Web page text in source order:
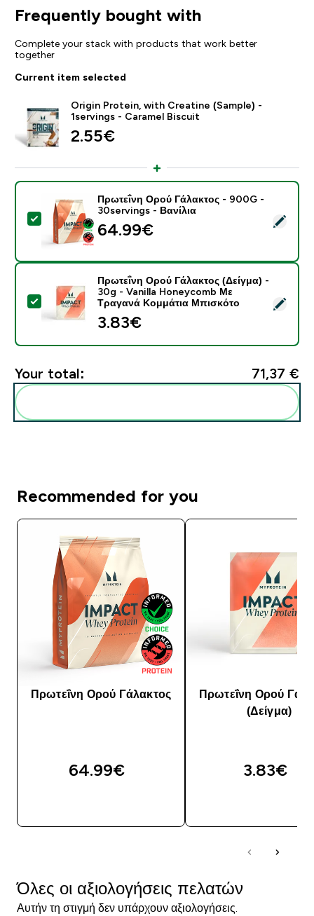
Frequently bought with
Complete your stack with products that work better
together
Current item selected
Origin Protein, with Creatine (Sample) -
1servings - Caramel Biscuit
2.55€‎
Select this product - Πρωτεΐνη Ορού Γάλακτος -
Πρωτεΐνη Ορού Γάλακτος - 900G -
30servings - Βανίλια
64.99€‎
Select this product - Πρωτεΐνη Ορού Γάλακτος
Πρωτεΐνη Ορού Γάλακτος (Δείγμα) -
30g - Vanilla Honeycomb Με
Τραγανά Κομμάτια Μπισκότο
3.83€‎
Your total: 71,37 €‎
Recommended for you
Πρωτεΐνη Ορού Γάλακτος
64.99€‎
Πρωτεΐνη Ορού
(Δείγμα)
3.83€‎
Όλες οι αξιολογήσεις πελατών
Αυτήν τη στιγμή δεν υπάρχουν αξιολογήσεις.